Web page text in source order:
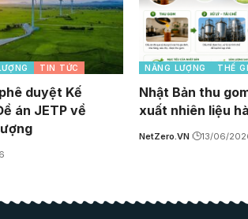
TIN TỨC
duyệt Kế
án JETP về
NĂNG LƯỢNG THẾ
Nhật Bản thu
xuất nhiên liệu
NetZero.VN 13/06/